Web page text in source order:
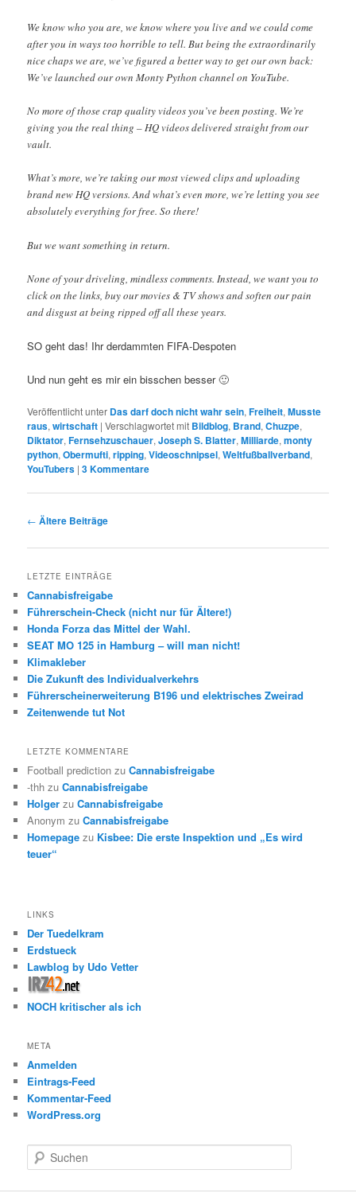
We know who you are, we know where you live and we could come
after you in ways too horrible to tell. But being the extraordinarily
nice chaps we are, we’ve figured a better way to get our own back:
We’ve launched our own Monty Python channel on YouTube.
No more of those crap quality videos you’ve been posting. We’re
giving you the real thing – HQ videos delivered straight from our
vault.
What’s more, we’re taking our most viewed clips and uploading
brand new HQ versions. And what’s even more, we’re letting you see
absolutely everything for free. So there!
But we want something in return.
None of your driveling, mindless comments. Instead, we want you to
click on the links, buy our movies & TV shows and soften our pain
and disgust at being ripped off all these years.
SO geht das! Ihr derdammten FIFA-Despoten
Und nun geht es mir ein bisschen besser 🙂
Veröffentlicht unter Das darf doch nicht wahr sein,Freiheit,Musste
raus,wirtschaft |Verschlagwortet mit Bildblog, Brand,Chuzpe,
Diktator,Fernsehzuschauer,Joseph S. Blatter,Milliarde,monty
python,Obermufti,ripping,Videoschnipsel,Weltfußballverband,
YouTubers |3Kommentare
Beitrags-
← Ältere Beiträge
LETZTE EINTRÄGE
Cannabisfreigabe
Führerschein-Check (nicht nur für Ältere!)
Honda Forza das Mittel der Wahl.
SEAT MO 125 in Hamburg – will man nicht!
Klimakleber
Die Zukunft des Individualverkehrs
Führerscheinerweiterung B196 und elektrisches Zweirad
Zeitenwende tut Not
LETZTE KOMMENTARE
Football prediction zuCannabisfreigabe
-thh zuCannabisfreigabe
Holger zuCannabisfreigabe
Anonym zuCannabisfreigabe
Homepage zu Kisbee: Die erste Inspektion und „Es wird
teuer“
LINKS
Der Tuedelkram
Erdstueck
Lawblog by Udo Vetter
NOCH kritischer als ich
META
Anmelden
Eintrags-Feed
Kommentar-Feed
WordPress.org
u